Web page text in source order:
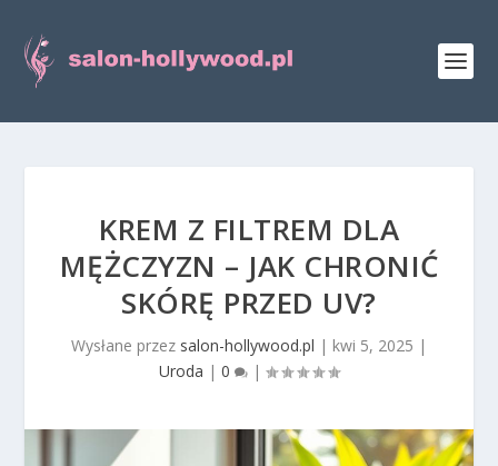
KREM Z FILTREM DLA
MĘŻCZYZN – JAK CHRONIĆ
SKÓRĘ PRZED UV?
Wysłane przez salon-hollywood.pl | kwi 5, 2025 |
Uroda | 0 |